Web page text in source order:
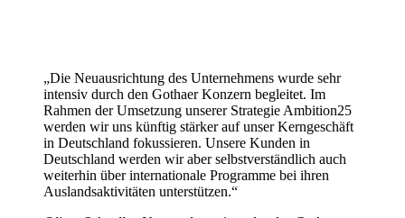
„Die Neuausrichtung des Unternehmens wurde sehr
intensiv durch den Gothaer Konzern begleitet. Im
Rahmen der Umsetzung unserer Strategie Ambition25
werden wir uns künftig stärker auf unser Kerngeschäft
in Deutschland fokussieren. Unsere Kunden in
Deutschland werden wir aber selbstverständlich auch
weiterhin über internationale Programme bei ihren
Auslandsaktivitäten unterstützen.“